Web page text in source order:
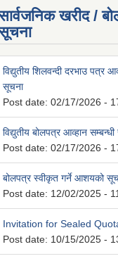
खरीद /
विद्युतीय शिलवन्दी दरभाउ पत्र
सूचना
Post date: 02/17/2026 -
विद्युतीय बोलपत्र आव्हान
Post date: 02/17/2026 -
बोलपत्र स्वीकृत गर्ने आशयको
Post date: 12/02/2025 -
Invitation for Sealed
Post date: 10/15/2025 -